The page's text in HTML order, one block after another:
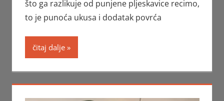
što ga razlikuje od punjene pljeskavice recimo,
to je punoća ukusa i dodatak povrća
čitaj dalje